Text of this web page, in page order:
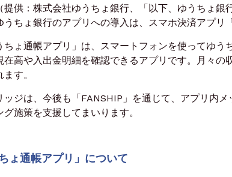
提供：株式会社ゆうちょ銀行、「以下、ゆうちょ銀
うちょ銀行のアプリへの導入は、スマホ決済アプリ
ょ通帳アプリ」は、スマートフォンを使ってゆう
在高や入出金明細を確認できるアプリです。月々の
す。
ジは、今後も「FANSHIP」を通じて、アプリ内
グ施策を支援してまいります。
ちょ通帳アプリ」について